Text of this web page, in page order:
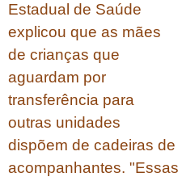
Estadual de Saúde
explicou que as mães
de crianças que
aguardam por
transferência para
outras unidades
dispõem de cadeiras de
acompanhantes. "Essas